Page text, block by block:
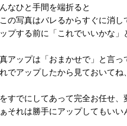
なひと手間を端折ると
この写真はバレるからすぐに消
プする前に「これでいいかな」
アップは「おまかせで」と言っ
でアップしたから見ておいてね
すでにしてあって完全お任せ、
それは勝手にアップしてもいい